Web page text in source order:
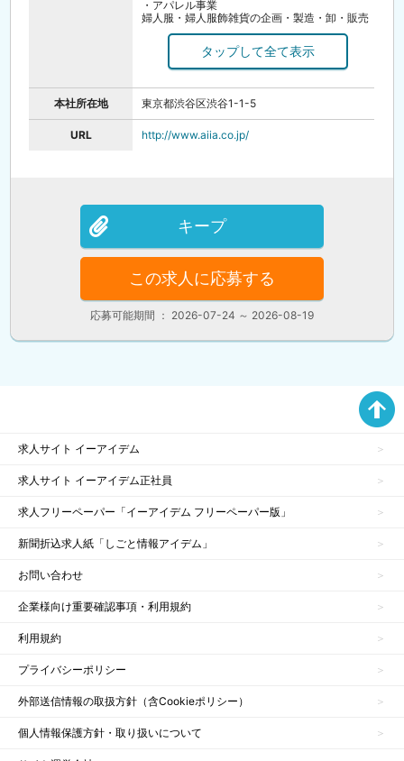
・アパレル事業
婦人服・婦人服飾雑貨の企画・製造・卸・販売
・メディア事業
モバイルコンテンツ（アプリ）：「乃木坂46リ
グンソク ときめきLOVEストーリー」
出版：「クロスワードパクロス」「ペイントロ
ジック」「スーパーペイントロジック」
【設立】1971年（昭和46年）9月16日
本社所在地 東京都渋谷区渋谷1-1-5
URL http://www.aiia.co.jp/
キープ
この求人に応募する
応募可能期間 ： 2026-07-24 ～ 2026-08-19
求人サイト イーアイデム
求人サイト イーアイデム正社員
求人フリーペーパー「イーアイデム フリーペーパー版」
新聞折込求人紙「しごと情報アイデム」
お問い合わせ
企業様向け重要確認事項・利用規約
利用規約
プライバシーポリシー
外部送信情報の取扱方針（含Cookieポリシー）
個人情報保護方針・取り扱いについて